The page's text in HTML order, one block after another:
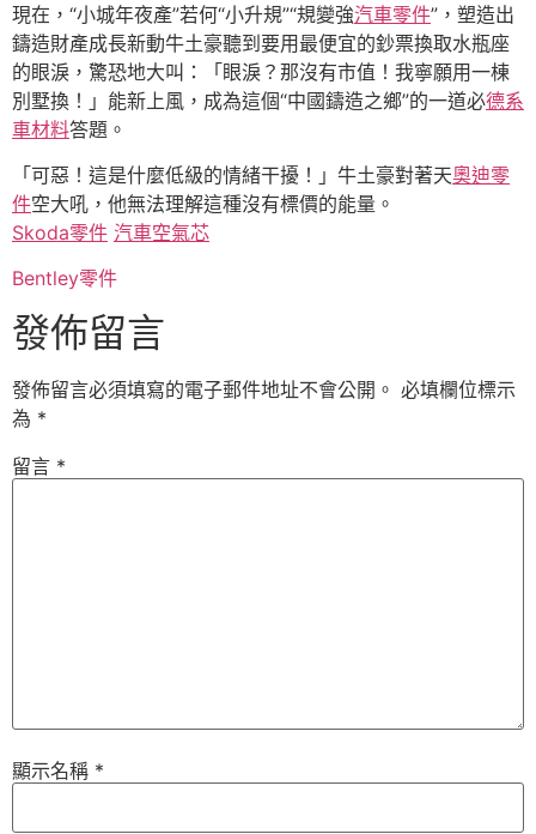
現在，“小城年夜產”若何“小升規”“規變強汽車零件”，塑造出
鑄造財產成長新動牛土豪聽到要用最便宜的鈔票換取水瓶座
的眼淚，驚恐地大叫：「眼淚？那沒有市值！我寧願用一棟
別墅換！」能新上風，成為這個“中國鑄造之鄉”的一道必德系
車材料答題。
「可惡！這是什麼低級的情緒干擾！」牛土豪對著天奧迪零
件空大吼，他無法理解這種沒有標價的能量。
Skoda零件 汽車空氣芯
Bentley零件
發佈留言
發佈留言必須填寫的電子郵件地址不會公開。 必填欄位標示
為 *
留言 *
顯示名稱 *